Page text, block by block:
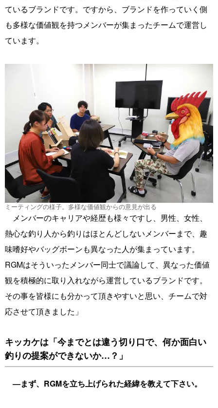
ているブランドです。ですから、ブランドを作っていく側
も多様な価値観を持つメンバーが集まったチームで運営し
ています。
ミーティングの様子。多様な価値観からの意見が出る
メンバーのキャリアや経歴も様々ですし、男性、女性、
熱心な釣り人から釣りはほとんどしないメンバーまで、趣
味嗜好やバッグボーンも異なった人が集まっています。
RGMはそういったメンバー同士で議論して、異なった価値
観を積極的に取り入れながら運営しているブランドです。
その事を皆様にも分かって頂きやすいと思い、チームで対
応させて頂きました」
キッカケは「今までとは違う切り口で、何か面白い
釣りの提案ができないか…？」
―まず、RGMを立ち上げられた経緯を教えて下さい。